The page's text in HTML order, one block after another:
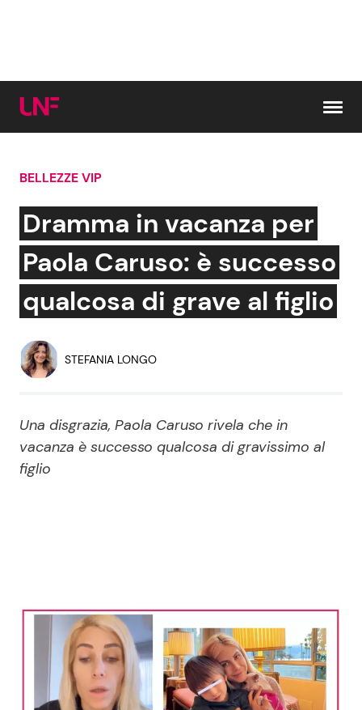
Cerca:
News e Cronaca
Attualità Italiana
Economia
Persone Scomparse
Politica
Gossip e TV
Bellezze VIP
Programmi TV
News Cinema
News Musica
News Spettacolo
News dal mondo
BELLEZZE VIP
Dramma in vacanza per
Paola Caruso: è successo
qualcosa di grave al figlio
STEFANIA LONGO
Una disgrazia, Paola Caruso rivela che in
vacanza è successo qualcosa di gravissimo al
figlio